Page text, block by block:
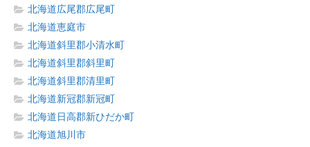
北海道広尾郡広尾町
北海道恵庭市
北海道斜里郡小清水町
北海道斜里郡斜里町
北海道斜里郡清里町
北海道新冠郡新冠町
北海道日高郡新ひだか町
北海道旭川市